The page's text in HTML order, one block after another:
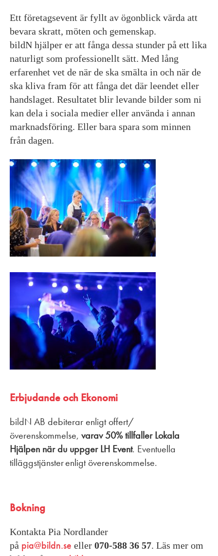
Ett företagsevent är fyllt av ögonblick värda att
bevara skratt, möten och gemenskap.
bildN hjälper er att fånga dessa stunder på ett lika
naturligt som professionellt sätt. Med lång
erfarenhet vet de när de ska smälta in och när de
ska kliva fram för att fånga det där leendet eller
handslaget. Resultatet blir levande bilder som ni
kan dela i sociala medier eller använda i annan
marknadsföring. Eller bara spara som minnen
från dagen.
Erbjudande och Ekonomi
bildN AB debiterar enligt offert/
överenskommelse, varav50% tillfaller Lokala
Hjälpen när du uppger LH Event. Eventuella
tilläggstjänster enligt överenskommelse.
Bokning
Kontakta Pia Nordlander
på pia@bildn.se eller 070-588 36 57. Läs mer om